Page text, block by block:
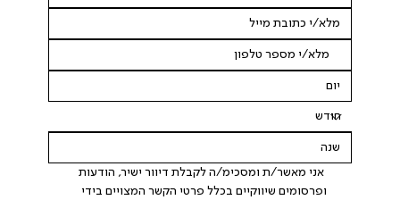
אני מאשר/ת ומסכימ/ה לקבלת דיוור ישיר, הודעות